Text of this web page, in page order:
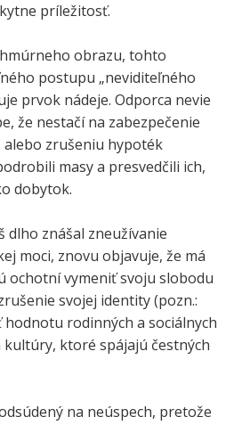
príležitosť.
obrazu, tohto
postupu „neviditeľného
prvok nádeje. Odporca nevie
že nestačí na zabezpečenie
zrušeniu hypoték
masy a presvedčili ich,
dobytok.
znášal zneužívanie
moci, znovu objavuje, že má
ochotní vymeniť svoju slobodu
svojej identity (pozn.:
hodnotu rodinných a sociálnych
kultúry, ktoré spájajú čestných
na neúspech, pretože